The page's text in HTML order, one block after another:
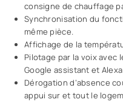
consigne de chauffage
Synchronisation du
même pièce.
Affichage de la
Pilotage par la voix avec
Google assistant et Alexa
Dérogation d’absence
appui sur et tout le